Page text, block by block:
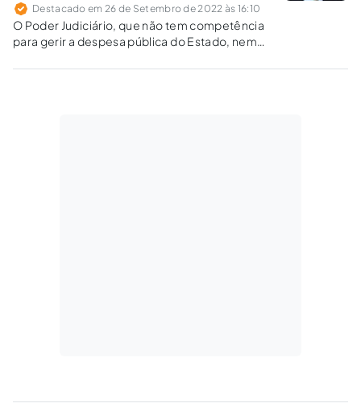
Destacado em 26 de Setembro de 2022 às 16:10
O Poder Judiciário, que não tem competência
para gerir a despesa pública do Estado, nem
competência para criar despesas, ainda que